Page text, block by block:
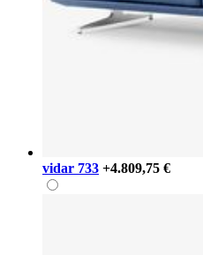
vidar 733 +4.809,75 €